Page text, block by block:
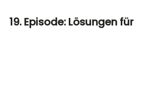
19. Episode: Lösungen für